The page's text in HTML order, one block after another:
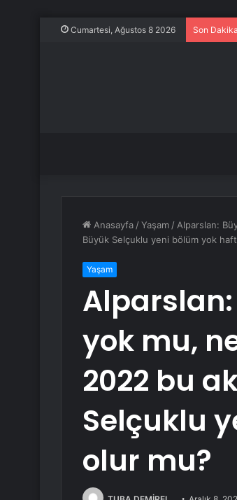
Cumartesi, Ağustos 8 2026 Son
Anasayfa /Yaşam / Alparslan:
Büyük Selçuklu yeni bölüm yok
Yaşam
yok mu,
2022 bu
Selçuklu
olur mu?